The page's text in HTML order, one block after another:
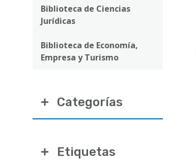
navegación
Biblioteca de Ciencias
Jurídicas
Biblioteca de Economía,
Empresa y Turismo
Categorías
Etiquetas